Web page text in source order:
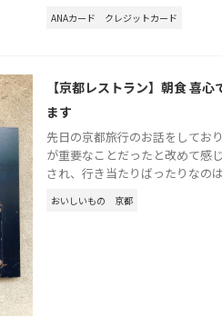
ANAカード クレジットカード
【京都レストラン】朝食 喜
ます
先日の京都旅行のお話をしてお
が重要なことだったと改めて感
され、行き当たりばったりなの
おいしいもの 京都